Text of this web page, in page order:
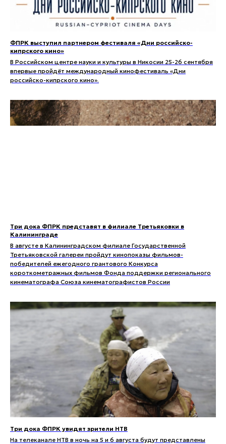
ФПРК выступил партнером фестиваля «Дни российско-
кипрского кино»
В Российском центре науки и культуры в Никосии 25-26 сентября
впервые пройдёт международный кинофестиваль «Дни
российско-кипрского кино».
Три дока ФПРК представят в филиале Третьяковки в
Калининграде
В августе в Калининградском филиале Государственной
Третьяковской галереи пройдут кинопоказы фильмов-
победителей ежегодного грантового Конкурса
короткометражных фильмов Фонда поддержки регионального
кинематографа Союза кинематографистов России
Три дока ФПРК увидят зрители НТВ
На телеканале НТВ в ночь на 5 и 6 августа будут представлены